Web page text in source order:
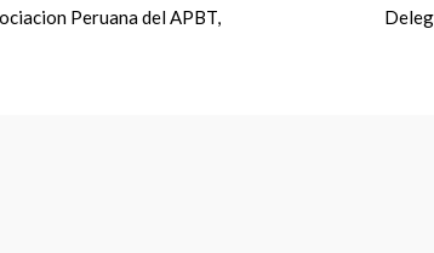
Peruana del APBT,